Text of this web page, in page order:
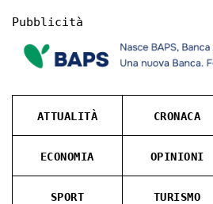
Pubblicità
ATTUALITÀ CRONACA
ECONOMIA OPINIONI
SPORT TURISMO